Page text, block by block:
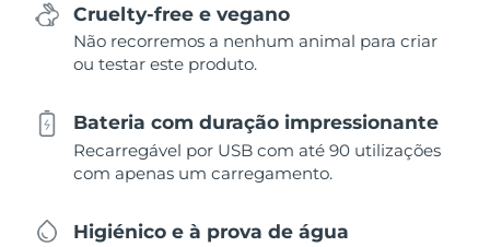
Cruelty-free e vegano
Não recorremos a nenhum animal para criar
ou testar este produto.
Bateria com duração impressionante
Recarregável por USB com até 90 utilizações
com apenas um carregamento.
Higiénico e à prova de água